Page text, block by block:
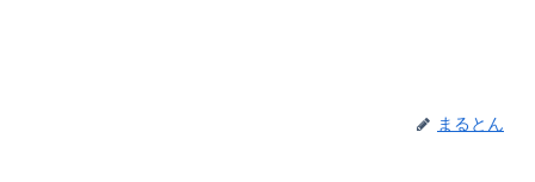
まるとん